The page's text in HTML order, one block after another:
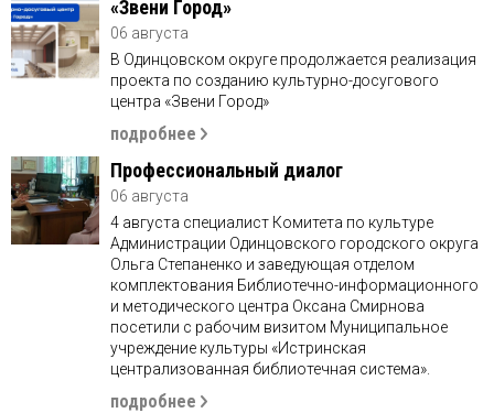
«Звени Город»
06 августа
В Одинцовском округе продолжается реализация
проекта по созданию культурно-досугового
центра «Звени Город»
подробнее
Профессиональный диалог
06 августа
4 августа специалист Комитета по культуре
Администрации Одинцовского городского округа
Ольга Степаненко и заведующая отделом
комплектования Библиотечно-информационного
и методического центра Оксана Смирнова
посетили с рабочим визитом Муниципальное
учреждение культуры «Истринская
централизованная библиотечная система».
подробнее